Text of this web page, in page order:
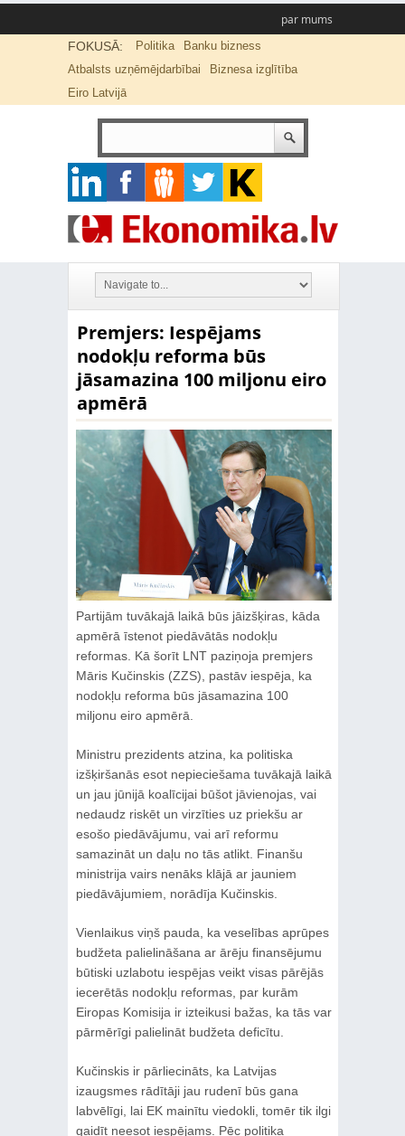
par mums
FOKUSĀ: Politika
Banku bizness
Atbalsts uzņēmējdarbībai
Biznesa izglītība
Eiro Latvijā
Premjers: Iespējams
nodokļu reforma būs
jāsamazina 100 miljonu eiro
apmērā
Partijām tuvākajā laikā būs jāizšķiras, kāda
apmērā īstenot piedāvātās nodokļu
reformas. Kā šorīt LNT paziņoja premjers
Māris Kučinskis (ZZS), pastāv iespēja, ka
nodokļu reforma būs jāsamazina 100
miljonu eiro apmērā.
Ministru prezidents atzina, ka politiska
izšķiršanās esot nepieciešama tuvākajā laikā
un jau jūnijā koalīcijai būšot jāvienojas, vai
nedaudz riskēt un virzīties uz priekšu ar
esošo piedāvājumu, vai arī reformu
samazināt un daļu no tās atlikt. Finanšu
ministrija vairs nenāks klājā ar jauniem
piedāvājumiem, norādīja Kučinskis.
Vienlaikus viņš pauda, ka veselības aprūpes
budžeta palielināšana ar ārēju finansējumu
būtiski uzlabotu iespējas veikt visas pārējās
iecerētās nodokļu reformas, par kurām
Eiropas Komisija ir izteikusi bažas, ka tās var
pārmērīgi palielināt budžeta deficītu.
Kučinskis ir pārliecināts, ka Latvijas
izaugsmes rādītāji jau rudenī būs gana
labvēlīgi, lai EK mainītu viedokli, tomēr tik ilgi
gaidīt neesot iespējams. Pēc politiķa